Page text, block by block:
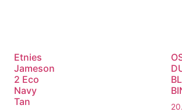
Etnies
Jameson
2 Eco
Navy
Tan